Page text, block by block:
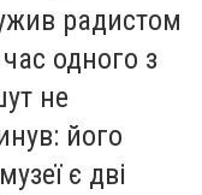
радистом
одного з
не
його
є дві